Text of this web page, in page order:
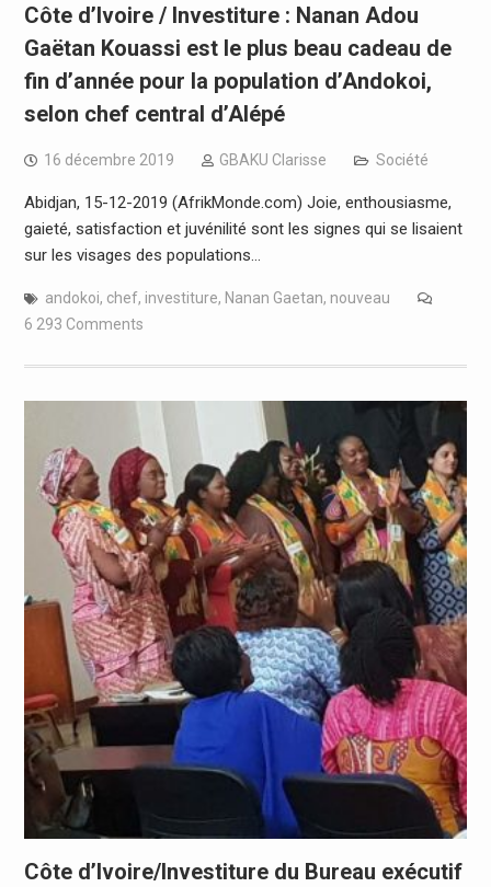
Côte d’Ivoire / Investiture : Nanan Adou
Gaëtan Kouassi est le plus beau cadeau de
fin d’année pour la population d’Andokoi,
selon chef central d’Alépé
16 décembre 2019 GBAKU Clarisse Société
Abidjan, 15-12-2019 (AfrikMonde.com) Joie, enthousiasme,
gaieté, satisfaction et juvénilité sont les signes qui se lisaient
sur les visages des populations…
andokoi, chef, investiture, Nanan Gaetan, nouveau
6 293 Comments
Côte d’Ivoire/Investiture du Bureau exécutif